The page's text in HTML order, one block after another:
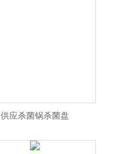
供应杀菌锅杀菌盘